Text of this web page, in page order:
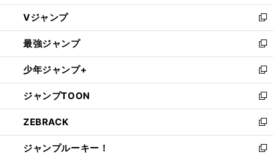
ウ
ィ
ン
ド
ウ
で
開
く
し
い
ウ
ィ
ン
ド
ウ
で
開
く
Vジャンプ
新
し
い
ウ
ィ
ン
ド
ウ
で
開
く
最強ジャンプ
新
し
い
ウ
ィ
ン
ド
ウ
で
少年ジャンプ+
新
し
い
ウ
ィ
ン
ド
ジャンプTOON
新
し
い
ウ
ィ
ZEBRACK
新
し
い
ジャンプルーキー！
新